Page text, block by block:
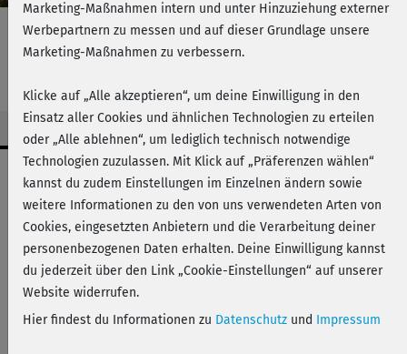
Dance Workout - Level 1
Workout-Facts
leicht
33 Min
216 kcal
Michaela Süßbauer
Marketing-Maßnahmen intern und unter Hinzuziehung externer
Werbepartnern zu messen und auf dieser Grundlage unsere
Marketing-Maßnahmen zu verbessern.
Klicke auf „Alle akzeptieren“, um deine Einwilligung in den
Einsatz aller Cookies und ähnlichen Technologien zu erteilen
oder „Alle ablehnen“, um lediglich technisch notwendige
Technologien zuzulassen. Mit Klick auf „Präferenzen wählen“
kannst du zudem Einstellungen im Einzelnen ändern sowie
weitere Informationen zu den von uns verwendeten Arten von
Cookies, eingesetzten Anbietern und die Verarbeitung deiner
personenbezogenen Daten erhalten. Deine Einwilligung kannst
du jederzeit über den Link „Cookie-Einstellungen“ auf unserer
Website widerrufen.
Hier findest du Informationen zu Datenschutz und Impressum